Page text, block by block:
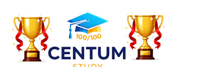
Skip to main content